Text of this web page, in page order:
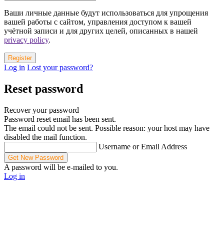
Ваши личные данные будут использоваться для упрощения
вашей работы с сайтом, управления доступом к вашей
учётной записи и для других целей, описанных в нашей
privacy policy.
Log in Lost your password?
Reset password
Recover your password
Password reset email has been sent.
The email could not be sent. Possible reason: your host may have
disabled the mail function.
Username or Email Address
A password will be e-mailed to you.
Log in